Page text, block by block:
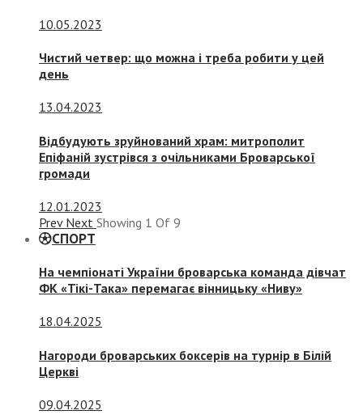
10.05.2023
Чистий четвер: що можна і треба робити у цей
день
13.04.2023
Відбудують зруйнований храм: митрополит
Епіфаній зустрівся з очільниками Броварської
громади
12.01.2023
Prev Next Showing 1 Of 9
СПОРТ
На чемпіонаті України броварська команда дівчат
ФК «Тікі-Така» перемагає вінницьку «Ниву»
18.04.2025
Нагороди броварських боксерів на турнір в Білій
Церкві
09.04.2025